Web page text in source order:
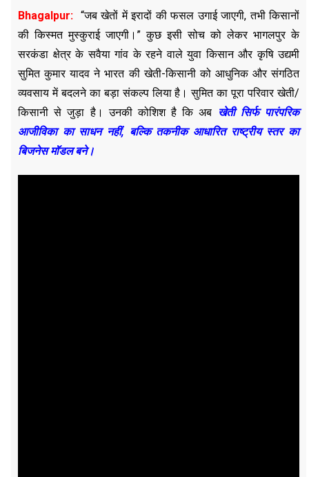
Bhagalpur: “जब खेतों में इरादों की फसल उगाई जाएगी, तभी किसानों
की किस्मत मुस्कुराई जाएगी।” कुछ इसी सोच को लेकर भागलपुर के
सरकंडा क्षेत्र के सवैया गांव के रहने वाले युवा किसान और कृषि उद्यमी
सुमित कुमार यादव ने भारत की खेती-किसानी को आधुनिक और संगठित
व्यवसाय में बदलने का बड़ा संकल्प लिया है। सुमित का पूरा परिवार खेती/
किसानी से जुड़ा है। उनकी कोशिश है कि अब खेती सिर्फ पारंपरिक
आजीविका का साधन नहीं, बल्कि तकनीक आधारित राष्ट्रीय स्तर का
बिजनेस मॉडल बने।